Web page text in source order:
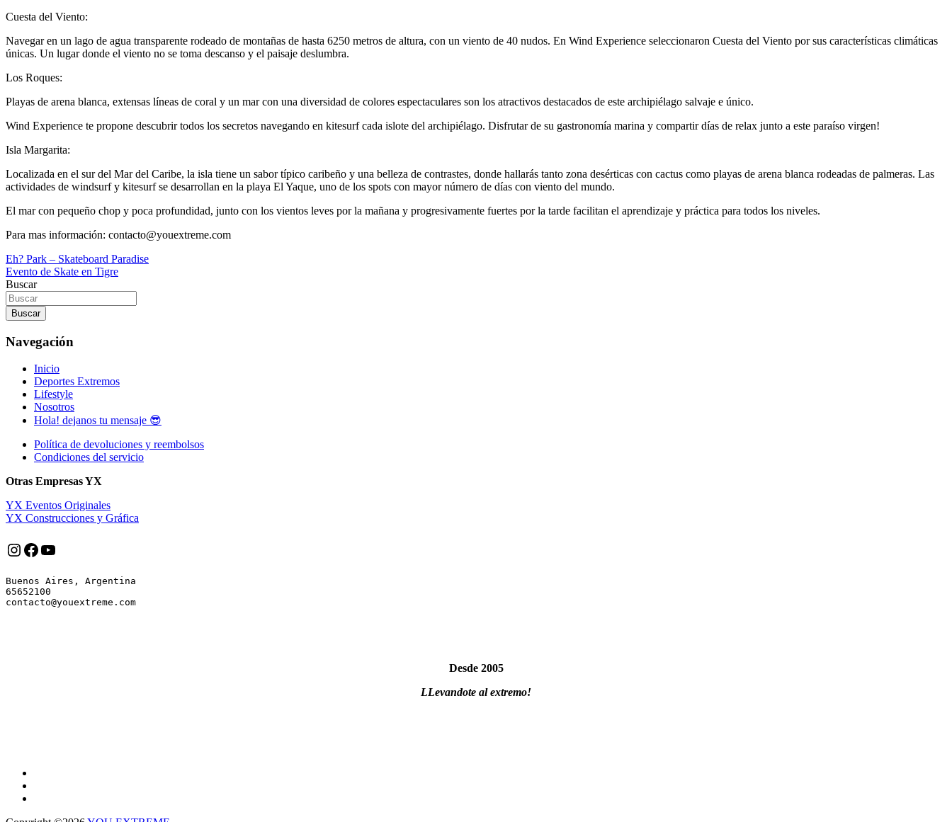
Cuesta del Viento:
Navegar en un lago de agua transparente rodeado de montañas de hasta 6250 metros de altura, con un viento de 40 nudos. En Wind Experience seleccionaron Cuesta del Viento por sus características climáticas
únicas. Un lugar donde el viento no se toma descanso y el paisaje deslumbra.
Los Roques:
Playas de arena blanca, extensas líneas de coral y un mar con una diversidad de colores espectaculares son los atractivos destacados de este archipiélago salvaje e único.
Wind Experience te propone descubrir todos los secretos navegando en kitesurf cada islote del archipiélago. Disfrutar de su gastronomía marina y compartir días de relax junto a este paraíso virgen!
Isla Margarita:
Localizada en el sur del Mar del Caribe, la isla tiene un sabor típico caribeño y una belleza de contrastes, donde hallarás tanto zona desérticas con cactus como playas de arena blanca rodeadas de palmeras. Las
actividades de windsurf y kitesurf se desarrollan en la playa El Yaque, uno de los spots con mayor número de días con viento del mundo.
El mar con pequeño chop y poca profundidad, junto con los vientos leves por la mañana y progresivamente fuertes por la tarde facilitan el aprendizaje y práctica para todos los niveles.
Para mas información: contacto@youextreme.com
Navegación
de
entradas
Eh? Park – Skateboard Paradise
Evento de Skate en Tigre
Buscar
Buscar
Navegación
Inicio
Deportes Extremos
Lifestyle
Nosotros
Hola! dejanos tu mensaje 😎
Política de devoluciones y reembolsos
Condiciones del servicio
Otras Empresas YX
YX Eventos Originales
YX Construcciones y Gráfica
Instagram
Facebook
YouTube
Buenos Aires, Argentina
65652100
Desde 2005
LLevandote al extremo!